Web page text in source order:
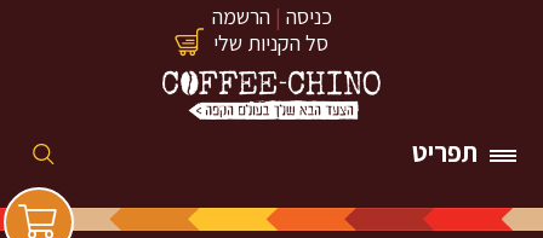
כניסה | הרשמה
סל הקניות שלי
תפריט